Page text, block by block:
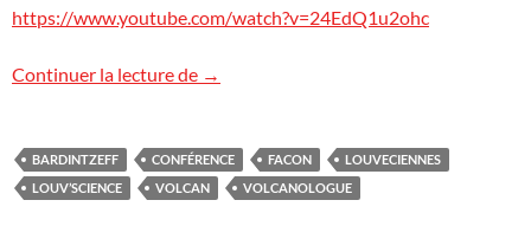
https://www.youtube.com/watch?v=24EdQ1u2ohc
Continuer la lecture de Conférence « volcans » à Louveciennes :
→
BARDINTZEFF CONFÉRENCE FACON
LOUVECIENNES
LOUV’SCIENCE
VOLCAN VOLCANOLOGUE